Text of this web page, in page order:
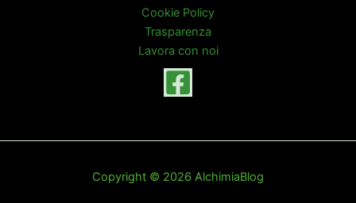
Cookie Policy
Trasparenza
Lavora con noi
Copyright © 2026 AlchimiaBlog